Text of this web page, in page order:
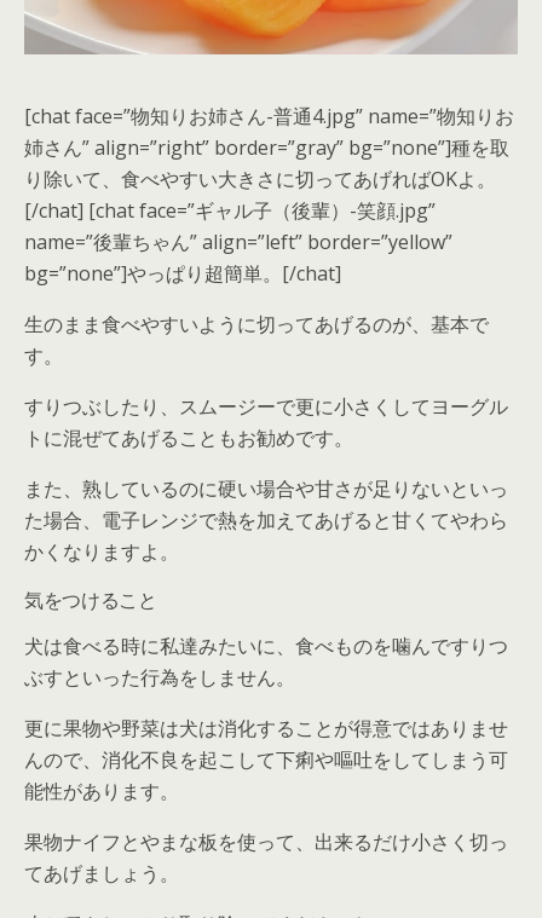
[chat face=”物知りお姉さん-普通4.jpg” name=”物知りお
姉さん” align=”right” border=”gray” bg=”none”]種を取
り除いて、食べやすい大きさに切ってあげればOKよ。
[/chat] [chat face=”ギャル子（後輩）-笑顔.jpg”
name=”後輩ちゃん” align=”left” border=”yellow”
bg=”none”]やっぱり超簡単。[/chat]
生のまま食べやすいように切ってあげるのが、基本で
す。
すりつぶしたり、スムージーで更に小さくしてヨーグル
トに混ぜてあげることもお勧めです。
また、熟しているのに硬い場合や甘さが足りないといっ
た場合、電子レンジで熱を加えてあげると甘くてやわら
かくなりますよ。
気をつけること
犬は食べる時に私達みたいに、食べものを噛んですりつ
ぶすといった行為をしません。
更に果物や野菜は犬は消化することが得意ではありませ
んので、消化不良を起こして下痢や嘔吐をしてしまう可
能性があります。
果物ナイフとやまな板を使って、出来るだけ小さく切っ
てあげましょう。